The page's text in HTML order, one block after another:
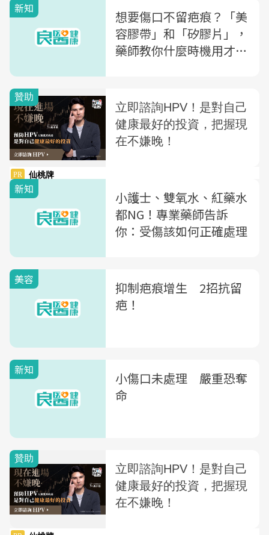
新知
想要傷口不留疤痕？「美
容膠帶」和「矽膠片」，
藥師教你什麼時機用才有
新知
小護士、雙氧水、紅藥水
都NG！專業藥師告訴
你：受傷該如何正確處理
美容
抑制疤痕增生 2招抗留
疤！
新知
小傷口未處理 嚴重恐奪
命